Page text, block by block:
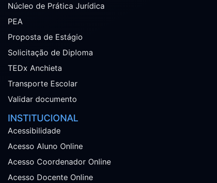
Núcleo de Prática Jurídica
PEA
Proposta de Estágio
Solicitação de Diploma
TEDx Anchieta
Transporte Escolar
Validar documento
INSTITUCIONAL
Acessibilidade
Acesso Aluno Online
Acesso Coordenador Online
Acesso Docente Online